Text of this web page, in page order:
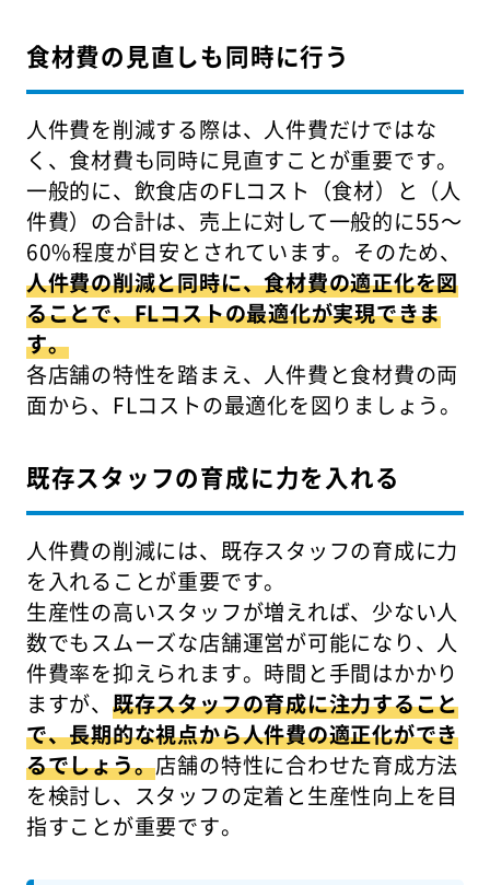
食材費の見直しも同時に行う
人件費を削減する際は、人件費だけではな
く、食材費も同時に見直すことが重要です。
一般的に、飲食店のFLコスト（食材）と（人
件費）の合計は、売上に対して一般的に55～
60%程度が目安とされています。そのため、
人件費の削減と同時に、食材費の適正化を図
ることで、FLコストの最適化が実現できま
す。
各店舗の特性を踏まえ、人件費と食材費の両
面から、FLコストの最適化を図りましょう。
既存スタッフの育成に力を入れる
人件費の削減には、既存スタッフの育成に力
を入れることが重要です。
生産性の高いスタッフが増えれば、少ない人
数でもスムーズな店舗運営が可能になり、人
件費率を抑えられます。時間と手間はかかり
ますが、 既存スタッフの育成に注力すること
で、長期的な視点から人件費の適正化ができ
るでしょう。店舗の特性に合わせた育成方法
を検討し、スタッフの定着と生産性向上を目
指すことが重要です。